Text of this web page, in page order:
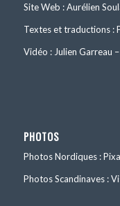
Site Web : Aurélien
Textes et traductions :
Vidéo : Julien Garreau
PHOTOS
Photos Nordiques :
Photos Scandinaves :